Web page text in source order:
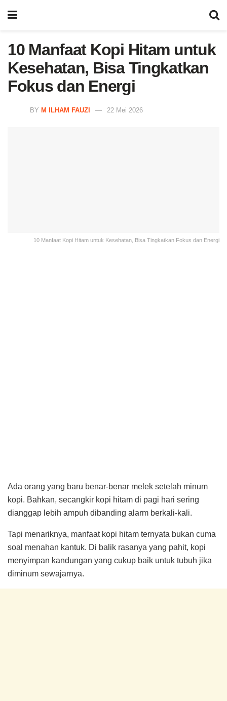
10 Manfaat Kopi Hitam untuk
Kesehatan, Bisa Tingkatkan
Fokus dan Energi
BY M ILHAM FAUZI 22 Mei 2026
10 Manfaat Kopi Hitam untuk Kesehatan, Bisa Tingkatkan Fokus dan Energi
Ada orang yang baru benar-benar melek setelah minum
kopi. Bahkan, secangkir kopi hitam di pagi hari sering
dianggap lebih ampuh dibanding alarm berkali-kali.
Tapi menariknya, manfaat kopi hitam ternyata bukan cuma
soal menahan kantuk. Di balik rasanya yang pahit, kopi
menyimpan kandungan yang cukup baik untuk tubuh jika
diminum sewajarnya.